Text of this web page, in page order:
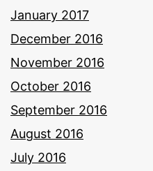
January 2017
December 2016
November 2016
October 2016
September 2016
August 2016
July 2016